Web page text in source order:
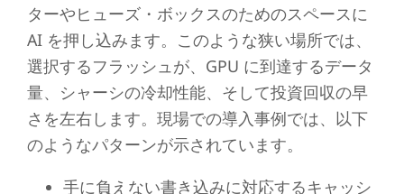
ターやヒューズ・ボックスのためのスペースに
AI を押し込みます。このような狭い場所では、
選択するフラッシュが、GPU に到達するデータ
量、シャーシの冷却性能、そして投資回収の早
さを左右します。現場での導入事例では、以下
のようなパターンが示されています。
手に負えない書き込みに対応するキャッシ